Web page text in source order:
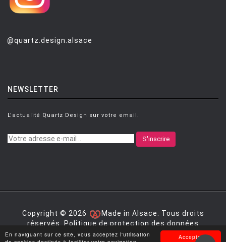
Accepter
En naviguant sur ce site, vous acceptez l'utilisation
@quartz.design.alsace
NEWSLETTER
L'actualité Quartz Design sur votre email.
S'inscrire
Copyright © 2026
Made in Alsace. Tous droits
réservés. Politique de protection des données
personnelles|Mentions légales|Conditions générales